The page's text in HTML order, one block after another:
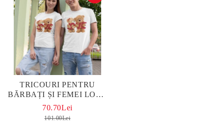
TRICOURI PENTRU
BĂRBAȚI ȘI FEMEI LOVE
WHITE
70.70Lei
101.00Lei